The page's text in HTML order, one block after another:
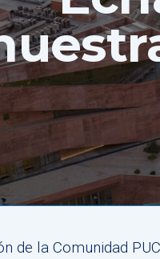
de la Comunidad